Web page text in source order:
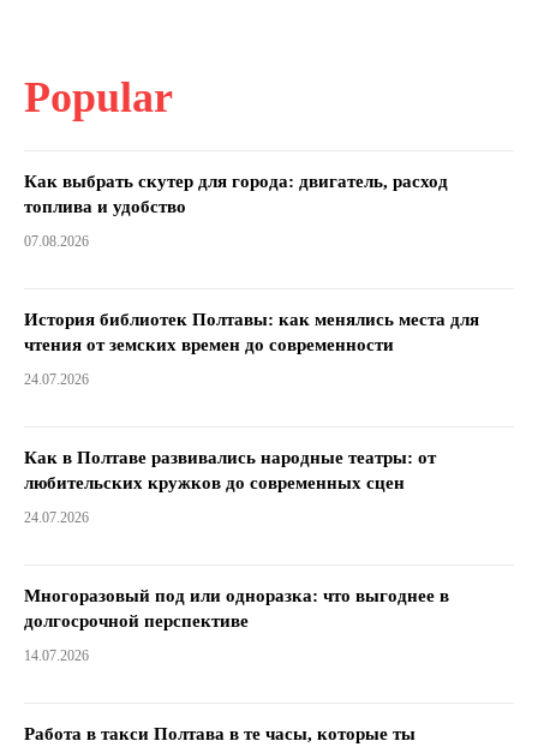
Popular
Как выбрать скутер для города: двигатель, расход
топлива и удобство
07.08.2026
История библиотек Полтавы: как менялись места для
чтения от земских времен до современности
24.07.2026
Как в Полтаве развивались народные театры: от
любительских кружков до современных сцен
24.07.2026
Многоразовый под или одноразка: что выгоднее в
долгосрочной перспективе
14.07.2026
Работа в такси Полтава в те часы, которые ты